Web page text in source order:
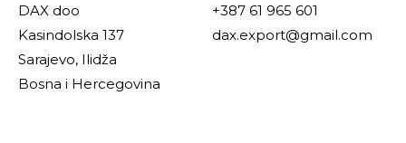
DAX doo
Kasindolska 137
Sarajevo, Ilidža
Bosna i Hercegovina
+387 61 965 601
dax.export@gmail.com